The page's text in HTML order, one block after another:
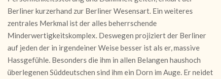
Berliner kurzerhand zur Berliner Wesensart. Ein weiteres
zentrales Merkmal ist der alles beherrschende
Minderwertigkeitskomplex. Deswegen projiziert der Berliner
auf jeden der in irgendeiner Weise besser ist als er, massive
Hassgefühle. Besonders die ihm in allen Belangen haushoch
überlegenen Süddeutschen sind ihm ein Dorn im Auge. Er neidet